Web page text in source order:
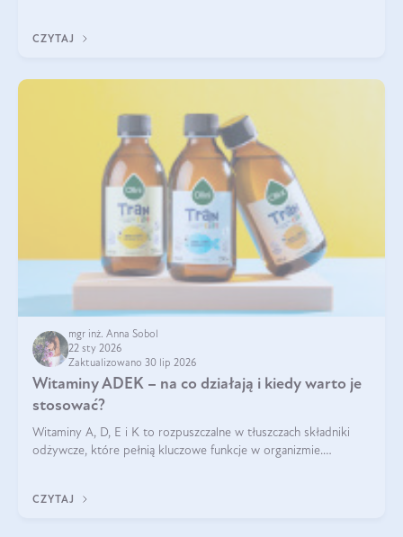
robić?
CZYTAJ
mgr inż. Anna Sobol
22 sty 2026
Zaktualizowano 30 lip 2026
Witaminy ADEK – na co działają i kiedy warto je
stosować?
Witaminy A, D, E i K to rozpuszczalne w tłuszczach składniki
odżywcze, które pełnią kluczowe funkcje w organizmie.
CZYTAJ